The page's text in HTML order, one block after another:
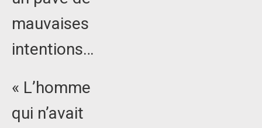
mauvaises
intentions…
« L’homme
qui n’avait